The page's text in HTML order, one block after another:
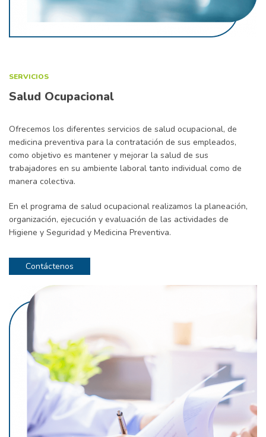
SERVICIOS
Salud Ocupacional
Ofrecemos los diferentes servicios de salud ocupacional, de
medicina preventiva para la contratación de sus empleados,
como objetivo es mantener y mejorar la salud de sus
trabajadores en su ambiente laboral tanto individual como de
manera colectiva.
En el programa de salud ocupacional realizamos la planeación,
organización, ejecución y evaluación de las actividades de
Higiene y Seguridad y Medicina Preventiva.
Contáctenos